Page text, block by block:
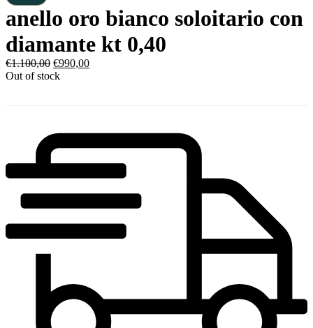
anello oro bianco soloitario con
diamante kt 0,40
€1.100,00 €990,00
Out of stock